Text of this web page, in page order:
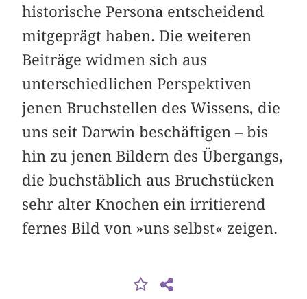
historische Persona entscheidend
mitgeprägt haben. Die weiteren
Beiträge widmen sich aus
unterschiedlichen Perspektiven
jenen Bruchstellen des Wissens, die
uns seit Darwin beschäftigen – bis
hin zu jenen Bildern des Übergangs,
die buchstäblich aus Bruchstücken
sehr alter Knochen ein irritierend
fernes Bild von »uns selbst« zeigen.